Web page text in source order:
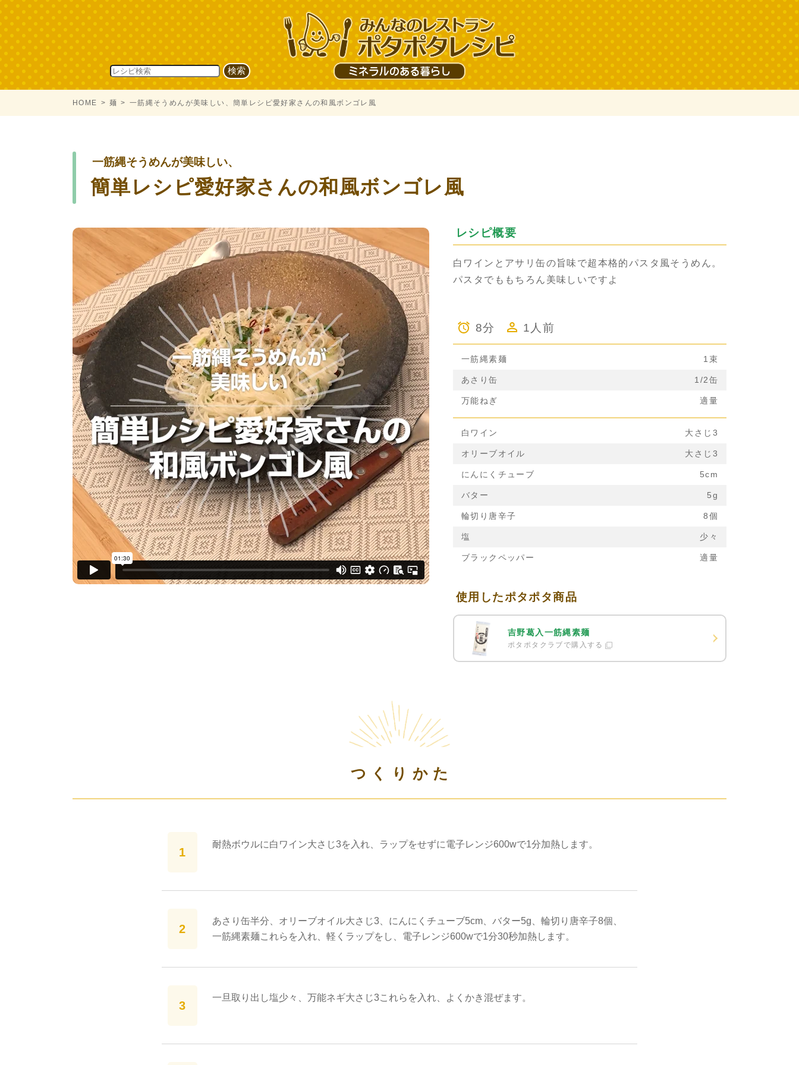
HOME 麺 一筋縄そうめんが美味しい、簡単レシピ愛好家さんの和風ボンゴレ風
一筋縄そうめんが美味しい、
簡単レシピ愛好家さんの和風ボンゴレ風
レシピ概要
白ワインとアサリ缶の旨味で超本格的パスタ風そうめん。
パスタでももちろん美味しいですよ
8分 1人前
一筋縄素麺 1束
あさり缶 1/2缶
万能ねぎ 適量
白ワイン 大さじ3
オリーブオイル 大さじ3
にんにくチューブ 5cm
バター 5g
輪切り唐辛子 8個
塩 少々
ブラックペッパー 適量
使用したポタポタ商品
吉野葛入一筋縄素麺
ポタポタクラブで購入する
つくりかた
耐熱ボウルに白ワイン大さじ3を入れ、ラップをせずに電子レンジ600wで1分加熱します。
あさり缶半分、オリーブオイル大さじ3、にんにくチューブ5cm、バター5g、輪切り唐辛子8個、
一筋縄素麺これらを入れ、軽くラップをし、電子レンジ600wで1分30秒加熱します。
一旦取り出し塩少々、万能ネギ大さじ3これらを入れ、よくかき混ぜます。